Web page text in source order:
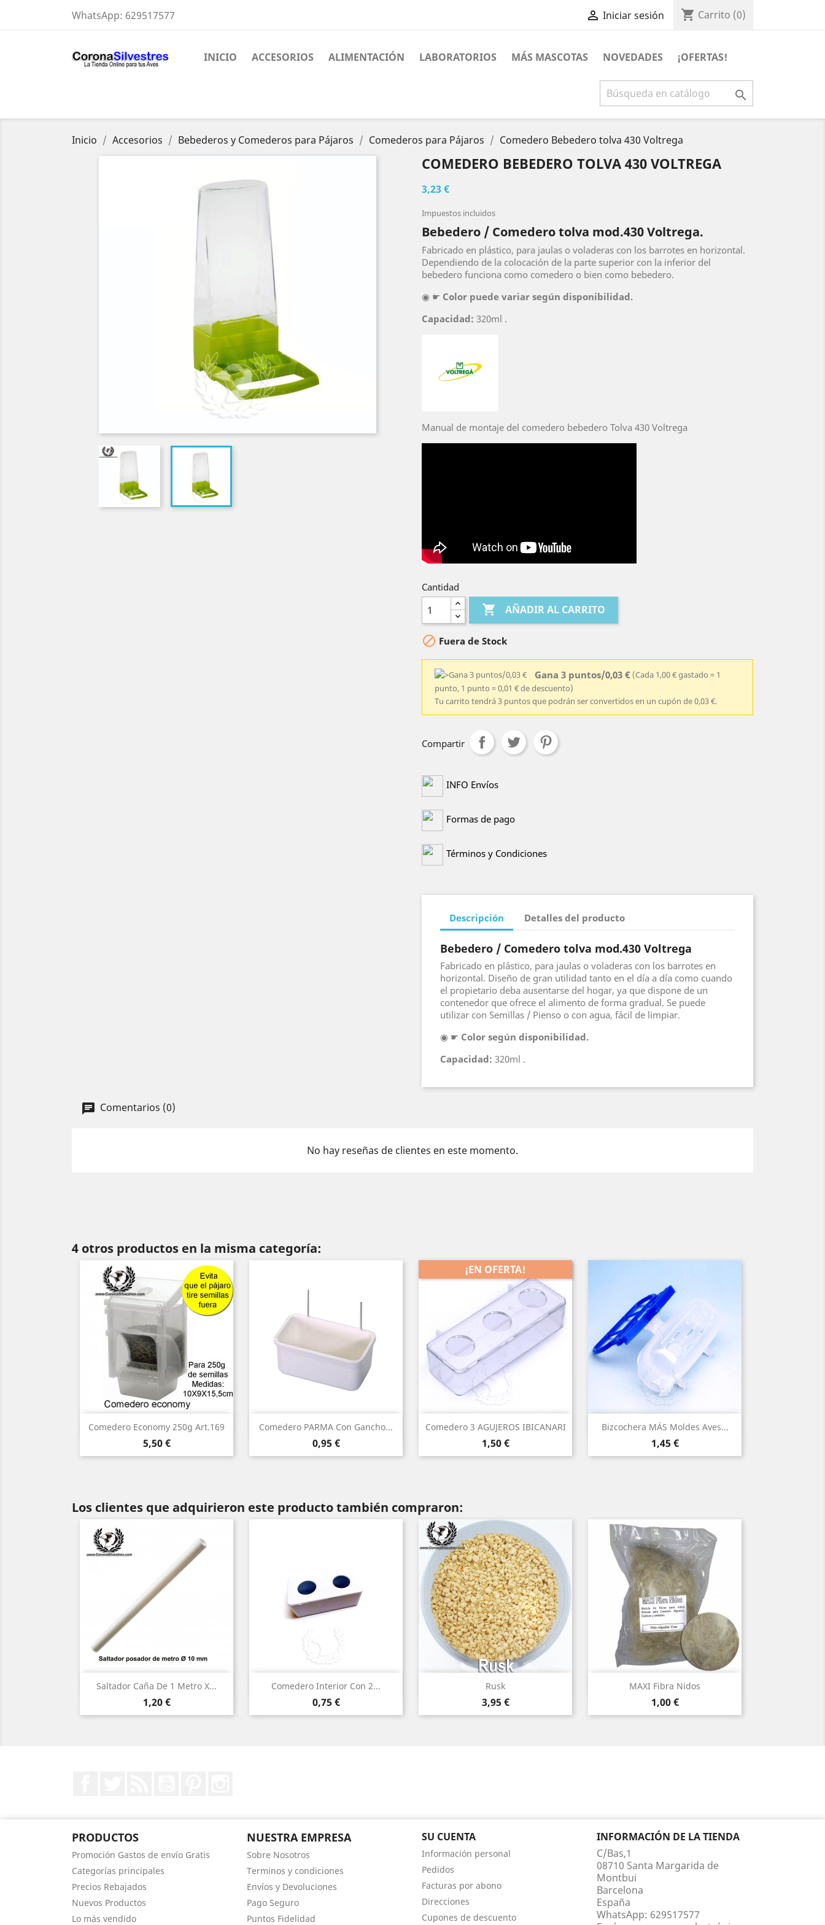
WhatsApp: 629517577  Iniciar sesión shopping_cart Carrito (0)
INICIO ACCESORIOS ALIMENTACIÓN LABORATORIOS MÁS MASCOTAS NOVEDADES ¡OFERTAS!

Inicio Accesorios Bebederos y Comederos para Pájaros Comederos para Pájaros Comedero Bebedero tolva 430 Voltrega
COMEDERO BEBEDERO TOLVA 430 VOLTREGA
3,23 €
Impuestos incluidos
Bebedero / Comedero tolva mod.430 Voltrega.
Fabricado en plástico, para jaulas o voladeras con los barrotes en horizontal.
Dependiendo de la colocación de la parte superior con la inferior del
bebedero funciona como comedero o bien como bebedero.
◉ ☛ Color puede variar según disponibilidad.
Capacidad: 320ml .
Manual de montaje del comedero bebedero Tolva 430 Voltrega
Cantidad
 AÑADIR AL CARRITO
 Fuera de Stock
Gana 3 puntos/0,03 € (Cada 1,00 € gastado = 1
punto, 1 punto = 0,01 € de descuento)
Tu carrito tendrá 3 puntos que podrán ser convertidos en un cupón de 0,03 €.
Compartir
INFO Envíos
Formas de pago
Términos y Condiciones
Descripción Detalles del producto
Bebedero / Comedero tolva mod.430 Voltrega
Fabricado en plástico, para jaulas o voladeras con los barrotes en
horizontal. Diseño de gran utilidad tanto en el día a día como cuando
el propietario deba ausentarse del hogar, ya que dispone de un
contenedor que ofrece el alimento de forma gradual. Se puede
utilizar con Semillas / Pienso o con agua, fácil de limpiar.
◉ ☛ Color según disponibilidad.
Capacidad: 320ml .
Comentarios (0)
No hay reseñas de clientes en este momento.
4 otros productos en la misma categoría:
Comedero Economy 250g Art.169
Precio
5,50 €
Vista rápida Comedero PARMA Con Gancho...
Precio
0,95 €
 Vista rápida Comedero 3 AGUJEROS IBICANARI
Precio
1,50 €
¡EN OFERTA!
Vista rápida Bizcochera MÁS Moldes Aves...
Precio
1,45 €
Vista rápida
Los clientes que adquirieron este producto también compraron:
Saltador Caña De 1 Metro X...
Precio
1,20 €
Vista rápida Comedero Interior Con 2...
Precio
0,75 €
Vista rápida Rusk
Precio
3,95 €
Vista rápida MAXI Fibra Nidos
Precio
1,00 €
Vista rápida
PRODUCTOS
Promoción Gastos de envío Gratis
Categorías principales
Precios Rebajados
Nuevos Productos
Lo más vendido
NUESTRA EMPRESA
Sobre Nosotros
Terminos y condiciones
Envíos y Devoluciones
Pago Seguro
Puntos Fidelidad
SU CUENTA
Información personal
Pedidos
Facturas por abono
Direcciones
Cupones de descuento
INFORMACIÓN DE LA TIENDA
C/Bas,1
08710 Santa Margarida de
Montbui
Barcelona
España
WhatsApp: 629517577